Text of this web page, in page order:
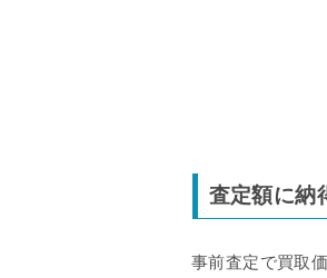
査定額に納
事前査定で買取